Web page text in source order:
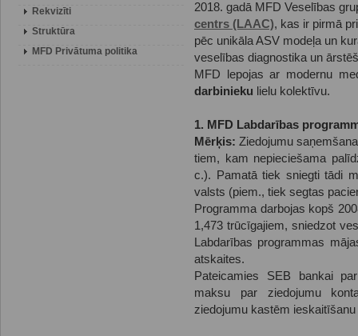
Rekvizīti
Struktūra
MFD Privātuma politika
2018. gadā MFD Veselības
centrs (LAAC), kas ir pirmā
pēc unikāla ASV modeļa un
veselības diagnostika un
MFD lepojas ar modernu
darbinieku lielu kolektīvu.
1. MFD Labdarības
Mērķis: Ziedojumu
tiem, kam nepieciešama
c.). Pamatā tiek sniegti tādi
valsts (piem., tiek segtas
Programma darbojas kopš
1,473 trūcīgajiem, sniedzot
Labdarības programmas
atskaites.
Pateicamies SEB bankai
maksu par ziedojumu
ziedojumu kastēm